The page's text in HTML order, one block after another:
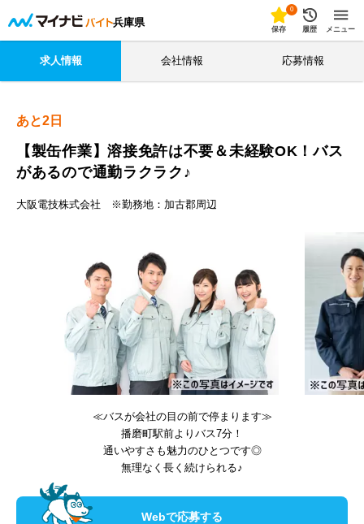
兵庫県
0
保存 履歴 メニュー
求人情報 会社情報 応募情報
あと2 日
【製缶作業】溶接免許は不要＆未経験OK！バス
があるので通勤ラクラク♪
大阪電技株式会社 ※勤務地：加古郡周辺
≪バスが会社の目の前で停まります≫
播磨町駅前よりバス7分！
通いやすさも魅力のひとつです◎
無理なく長く続けられる♪
Webで応募する